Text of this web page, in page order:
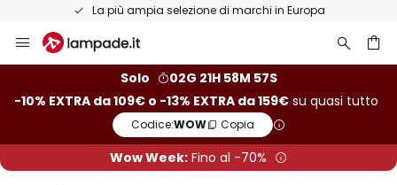
La più ampia selezione di marchi in Europa
Salta
al
Solo
02G 21H 58M 57S
-10% EXTRA da 109€ o -13% EXTRA da 159€ su quasi tutto
Codice:WOW Copia
Wow Week: Fino al -70%